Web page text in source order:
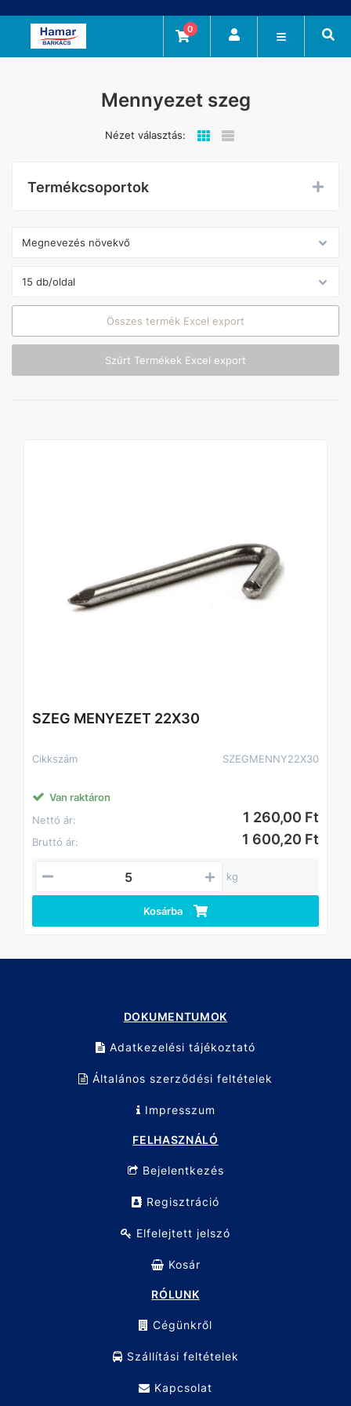
0
Mennyezet szeg
Nézet választás:
Termékcsoportok
Összes termék Excel export
Szűrt Termékek Excel export
SZEG MENYEZET 22X30
Cikkszám SZEGMENNY22X30
Van raktáron
Nettó ár:
1 260,00 Ft
Bruttó ár: 1 600,20 Ft
kg
Kosárba
DOKUMENTUMOK
Adatkezelési tájékoztató
Általános szerződési feltételek
Impresszum
FELHASZNÁLÓ
Bejelentkezés
Regisztráció
Elfelejtett jelszó
Kosár
RÓLUNK
Cégünkről
Szállítási feltételek
Kapcsolat